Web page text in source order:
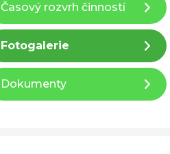
Časový rozvrh činností
Fotogalerie
Dokumenty